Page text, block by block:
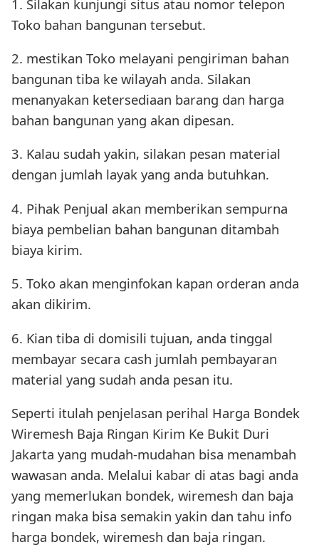
1. Silakan kunjungi situs atau nomor telepon
Toko bahan bangunan tersebut.
2. mestikan Toko melayani pengiriman bahan
bangunan tiba ke wilayah anda. Silakan
menanyakan ketersediaan barang dan harga
bahan bangunan yang akan dipesan.
3. Kalau sudah yakin, silakan pesan material
dengan jumlah layak yang anda butuhkan.
4. Pihak Penjual akan memberikan sempurna
biaya pembelian bahan bangunan ditambah
biaya kirim.
5. Toko akan menginfokan kapan orderan anda
akan dikirim.
6. Kian tiba di domisili tujuan, anda tinggal
membayar secara cash jumlah pembayaran
material yang sudah anda pesan itu.
Seperti itulah penjelasan perihal Harga Bondek
Wiremesh Baja Ringan Kirim Ke Bukit Duri
Jakarta yang mudah-mudahan bisa menambah
wawasan anda. Melalui kabar di atas bagi anda
yang memerlukan bondek, wiremesh dan baja
ringan maka bisa semakin yakin dan tahu info
harga bondek, wiremesh dan baja ringan.